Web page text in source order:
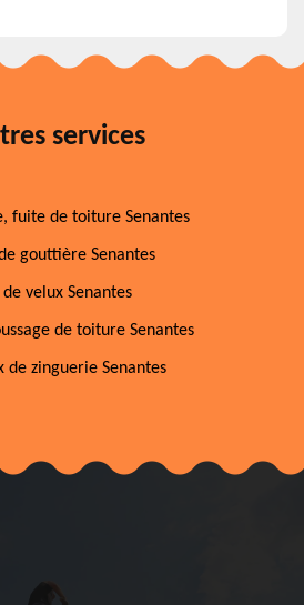
services
fuite de toiture Senantes
gouttière Senantes
velux Senantes
de toiture Senantes
zinguerie Senantes